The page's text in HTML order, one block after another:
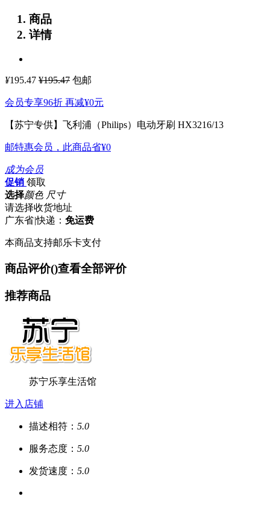
商品
详情
¥195.47 ¥195.47 包邮
会员专享96折 再减¥0元
【苏宁专供】飞利浦（Philips）电动牙刷 HX3216/13
邮特惠会员，此商品省¥0
成为会员
促销 领取
选择颜色 尺寸
请选择收货地址
广东省|快递： 免运费
本商品支持邮乐卡支付
商品评价()查看全部评价
推荐商品
苏宁乐享生活馆
进入店铺
描述相符： 5.0
服务态度： 5.0
发货速度： 5.0